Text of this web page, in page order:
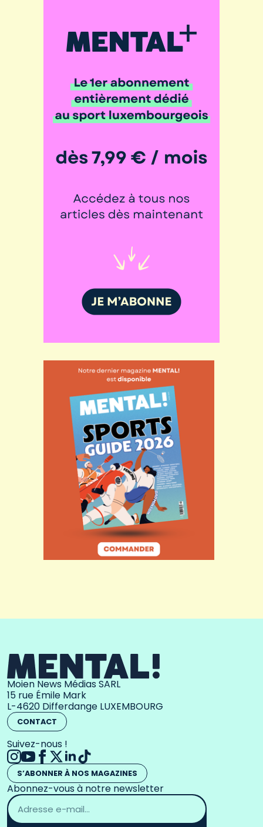
Moien News Médias SARL
15 rue Émile Mark
L-4620 Differdange LUXEMBOURG
CONTACT
Suivez-nous !
S’ABONNER À NOS MAGAZINES
Abonnez-vous à notre newsletter
Adresse
email
*